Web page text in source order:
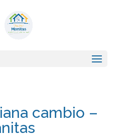
cambio –